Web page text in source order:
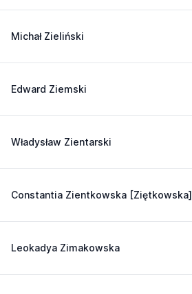
Michał Zieliński
Edward Ziemski
Władysław Zientarski
Constantia Zientkowska [Ziętkowska]
Leokadya Zimakowska